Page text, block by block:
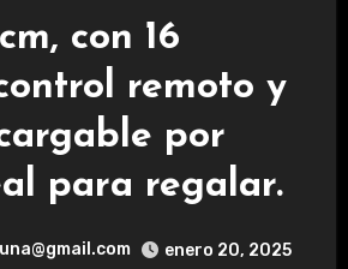
con 16
remoto y
por
para regalar.
enero 20, 2025